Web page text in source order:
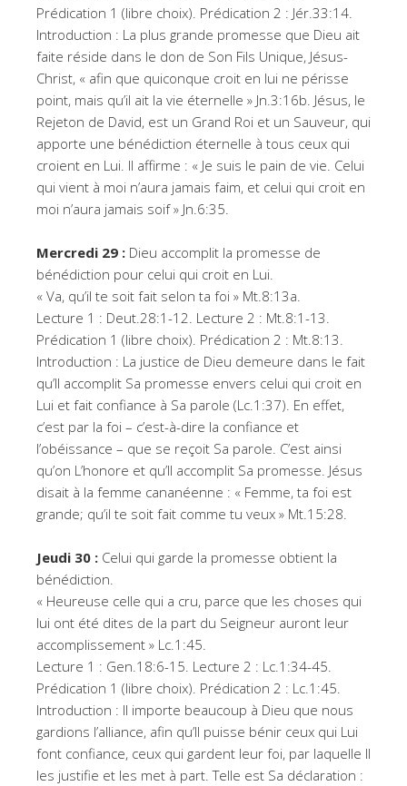
Prédication 1 (libre choix). Prédication 2 : Jér.33:14.
Introduction : La plus grande promesse que Dieu ait
faite réside dans le don de Son Fils Unique, Jésus-
Christ, « afin que quiconque croit en lui ne périsse
point, mais qu’il ait la vie éternelle » Jn.3:16b. Jésus, le
Rejeton de David, est un Grand Roi et un Sauveur, qui
apporte une bénédiction éternelle à tous ceux qui
croient en Lui. Il affirme : « Je suis le pain de vie. Celui
qui vient à moi n’aura jamais faim, et celui qui croit en
moi n’aura jamais soif » Jn.6:35.
Mercredi 29 : Dieu accomplit la promesse de
bénédiction pour celui qui croit en Lui.
« Va, qu’il te soit fait selon ta foi » Mt.8:13a.
Lecture 1 : Deut.28:1-12. Lecture 2 : Mt.8:1-13.
Prédication 1 (libre choix). Prédication 2 : Mt.8:13.
Introduction : La justice de Dieu demeure dans le fait
qu’Il accomplit Sa promesse envers celui qui croit en
Lui et fait confiance à Sa parole (Lc.1:37). En effet,
c’est par la foi – c’est-à-dire la confiance et
l’obéissance – que se reçoit Sa parole. C’est ainsi
qu’on L’honore et qu’Il accomplit Sa promesse. Jésus
disait à la femme cananéenne : « Femme, ta foi est
grande; qu’il te soit fait comme tu veux » Mt.15:28.
Jeudi 30 : Celui qui garde la promesse obtient la
bénédiction.
« Heureuse celle qui a cru, parce que les choses qui
lui ont été dites de la part du Seigneur auront leur
accomplissement » Lc.1:45.
Lecture 1 : Gen.18:6-15. Lecture 2 : Lc.1:34-45.
Prédication 1 (libre choix). Prédication 2 : Lc.1:45.
Introduction : Il importe beaucoup à Dieu que nous
gardions l’alliance, afin qu’Il puisse bénir ceux qui Lui
font confiance, ceux qui gardent leur foi, par laquelle Il
les justifie et les met à part. Telle est Sa déclaration :